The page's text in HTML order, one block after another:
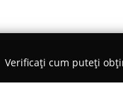
Verificați cum puteți